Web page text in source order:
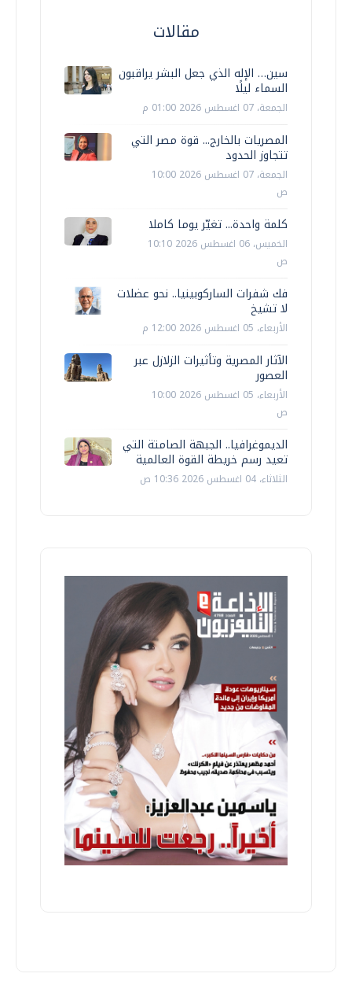
مقالات
سين… الإله الذي جعل البشر يراقبون
السماء ليلًا
الجمعة، 07 اغسطس 2026 01:00 م
المصريات بالخارج... قوة مصر التي
تتجاوز الحدود
الجمعة، 07 اغسطس 2026 10:00
ص
كلمة واحدة... تغيّر يوما كاملا
الخميس، 06 اغسطس 2026 10:10
ص
فك شفرات الساركوبينيا.. نحو عضلات
لا تشيخ
الأربعاء، 05 اغسطس 2026 12:00 م
الآثار المصرية وتأثيرات الزلازل عبر
العصور
الأربعاء، 05 اغسطس 2026 10:00
ص
الديموغرافيا.. الجبهة الصامتة التي
تعيد رسم خريطة القوة العالمية
الثلاثاء، 04 اغسطس 2026 10:36 ص